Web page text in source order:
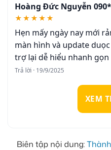
Hoàng Đức Nguyễn
★★★★★
Hẹn mấy ngày nay mới
màn hình và update
trợ lại dễ hiểu nhanh gọn
Trả lời · 19/9/2025
XEM
Biên tập nội dung: